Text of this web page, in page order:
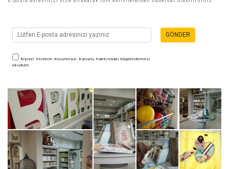
Kişisel Verilerin Korunması Kanunu hakkındaki bilgilendirmeyi
okudum.
GÖNDER